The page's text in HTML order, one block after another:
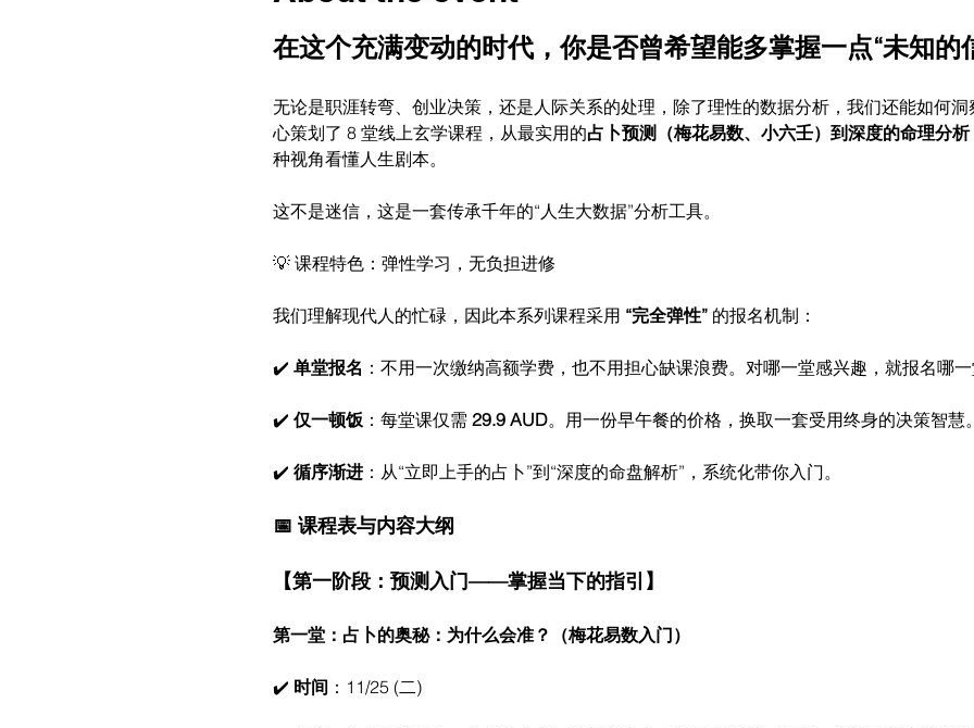
在这个充满变动的时代，你是否曾希望能多掌握一点“未知的
无论是职涯转弯、创业决策，还是人际关系的处理，除了理性的数据分析，我们还能如何
心策划了 8 堂线上玄学课程，从最实用的占卜预测（梅花易数、小六壬）到深度的命理分
种视角看懂人生剧本。
这不是迷信，这是一套传承千年的“人生大数据”分析工具。
💡 课程特色：弹性学习，无负担进修
我们理解现代人的忙碌，因此本系列课程采用 “完全弹性” 的报名机制：
✔️ 单堂报名 ：不用一次缴纳高额学费，也不用担心缺课浪费。对哪一堂感兴趣，就报名哪
✔️ 仅一顿饭：每堂课仅需 29.9 AUD。用一份早午餐的价格，换取一套受用终身的决策智慧
✔️ 循序渐进：从“立即上手的占卜”到“深度的命盘解析”，系统化带你入门。
📅 课程表与内容大纲
【第一阶段：预测入门——掌握当下的指引】
第一堂：占卜的奥秘：为什么会准？（梅花易数入门）
✔️ 时间 ：11/25 (二)